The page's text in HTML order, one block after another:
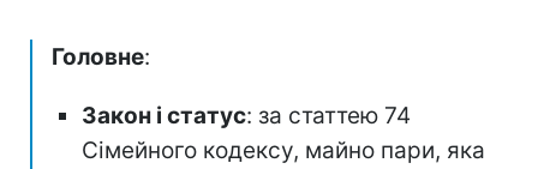
Головне:
Закон і статус: за статтею 74
Сімейного кодексу, майно пари, яка